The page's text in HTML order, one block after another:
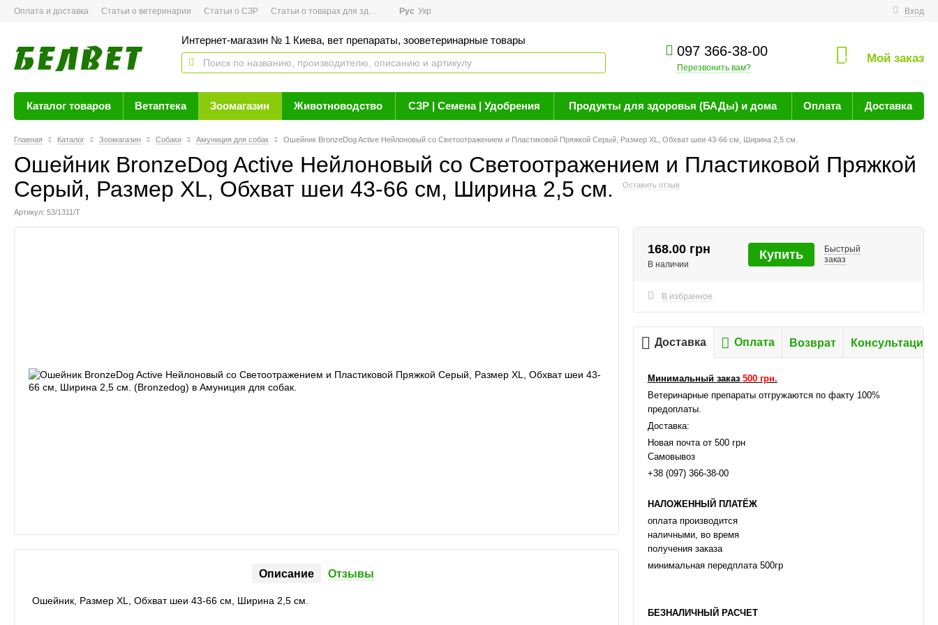
Оплата и доставка Статьи о ветеринарии Статьи о СЗР Статьи о товарах для здоровья Новости Вход
Рус Укр
Интернет-магазин № 1 Киева, вет препараты, зооветеринарные товары
097 366-38-00
Перезвонить вам?
0 Мой заказ
Каталог товаров Ветаптека Зоомагазин Животноводство СЗР | Семена | Удобрения Продукты для здоровья (БАДы) и дома Оплата Доставка
Главная Каталог Зоомагазин Собаки Амуниция для собак Ошейник BronzeDog Active Нейлоновый со Светоотражением и Пластиковой Пряжкой Серый, Размер ХL, Обхват шеи 43-66 см, Ширина 2,5 см.
Ошейник BronzeDog Active Нейлоновый со Светоотражением и Пластиковой Пряжкой
Серый, Размер ХL, Обхват шеи 43-66 см, Ширина 2,5 см.
Оставить отзыв
Артикул: 53/1311/Т
Описание Отзывы
Ошейник, Размер ХL, Обхват шеи 43-66 см, Ширина 2,5 см.
168.00 грн
В наличии
Купить
Быстрый
заказ
В избранное
Доставка Оплата Возврат Консультация
Минимальный заказ 500 грн.
Ветеринарные препараты отгружаются по факту 100%
предоплаты.
Доставка:
Новая почта от 500 грн
Самовывоз
+38 (097) 366-38-00
НАЛОЖЕННЫЙ ПЛАТЁЖ
оплата производится
наличными, во время
получения заказа
минимальная передплата 500гр
БЕЗНАЛИЧНЫЙ РАСЧЕТ